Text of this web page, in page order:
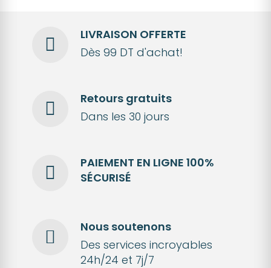
LIVRAISON OFFERTE
Dès 99 DT d'achat!
Retours gratuits
Dans les 30 jours
PAIEMENT EN LIGNE 100%
SÉCURISÉ
Nous soutenons
Des services incroyables
24h/24 et 7j/7